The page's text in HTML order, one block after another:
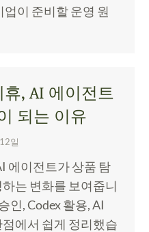
이 준비할 운영 원
휴, AI 에이전트
되는 이유
일
에이전트가 상품 탐
는 변화를 보여줍니
인, Codex 활용, AI
에서 쉽게 정리했습